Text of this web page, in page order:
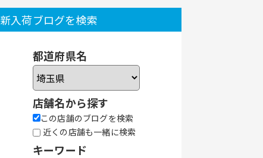
新入荷ブログを検索
都道府県名
店舗名から探す
この店舗のブログを検索
近くの店舗も一緒に検索
キーワード